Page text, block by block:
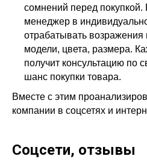
сомнений перед
менеджер в
отрабатывать
модели, цвета, размера.
получит консультацию по
шанс покупки товара.
Вместе с этим
компании в соцсетях и
Соцсети, отзывы